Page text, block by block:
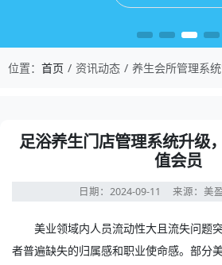
位置： 首页 资讯动态 养生会所管理系
足浴养生门店管理系统升级
值会员
日期：2024-09-11 来源：美
美业领域内人员流动性大且流失问题
者普遍缺失的归属感和职业使命感。部分